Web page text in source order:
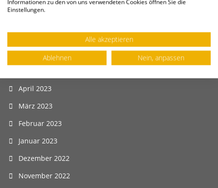
Juni 2023
April 2023
März 2023
Februar 2023
Januar 2023
Dezember 2022
November 2022
Informationen zu den von uns verwendeten Cookies öffnen Sie die
Einstellungen.
Alle akzeptieren
Ablehnen
Nein, anpassen